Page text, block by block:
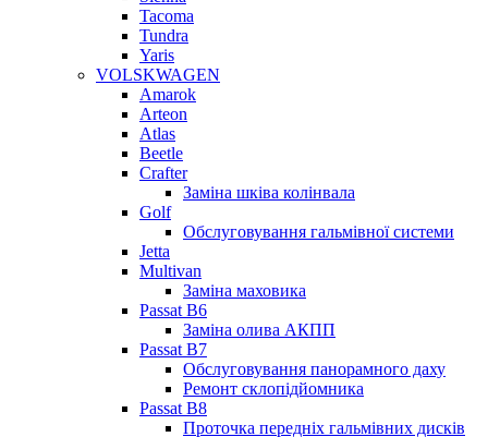
Tacoma
Tundra
Yaris
VOLSKWAGEN
Amarok
Arteon
Atlas
Beetle
Crafter
Заміна шківа колінвала
Golf
Обслуговування гальмівної системи
Jetta
Multivan
Заміна маховика
Passat B6
Заміна олива АКПП
Passat B7
Обслуговування панорамного даху
Ремонт склопідйомника
Passat B8
Проточка передніх гальмівних дисків